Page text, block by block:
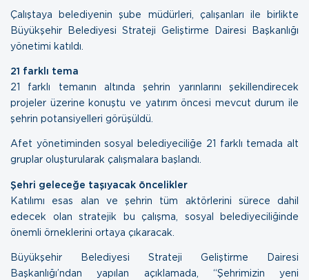
Çalıştaya belediyenin şube müdürleri, çalışanları ile birlikte
Büyükşehir Belediyesi Strateji Geliştirme Dairesi Başkanlığı
yönetimi katıldı.
21 farklı tema
21 farklı temanın altında şehrin yarınlarını şekillendirecek
projeler üzerine konuştu ve yatırım öncesi mevcut durum ile
şehrin potansiyelleri görüşüldü.
Afet yönetiminden sosyal belediyeciliğe 21 farklı temada alt
gruplar oluşturularak çalışmalara başlandı.
Şehri geleceğe taşıyacak öncelikler
Katılımı esas alan ve şehrin tüm aktörlerini sürece dahil
edecek olan stratejik bu çalışma, sosyal belediyeciliğinde
önemli örneklerini ortaya çıkaracak.
Büyükşehir Belediyesi Strateji Geliştirme Dairesi
Başkanlığı’ndan yapılan açıklamada, “Şehrimizin yeni